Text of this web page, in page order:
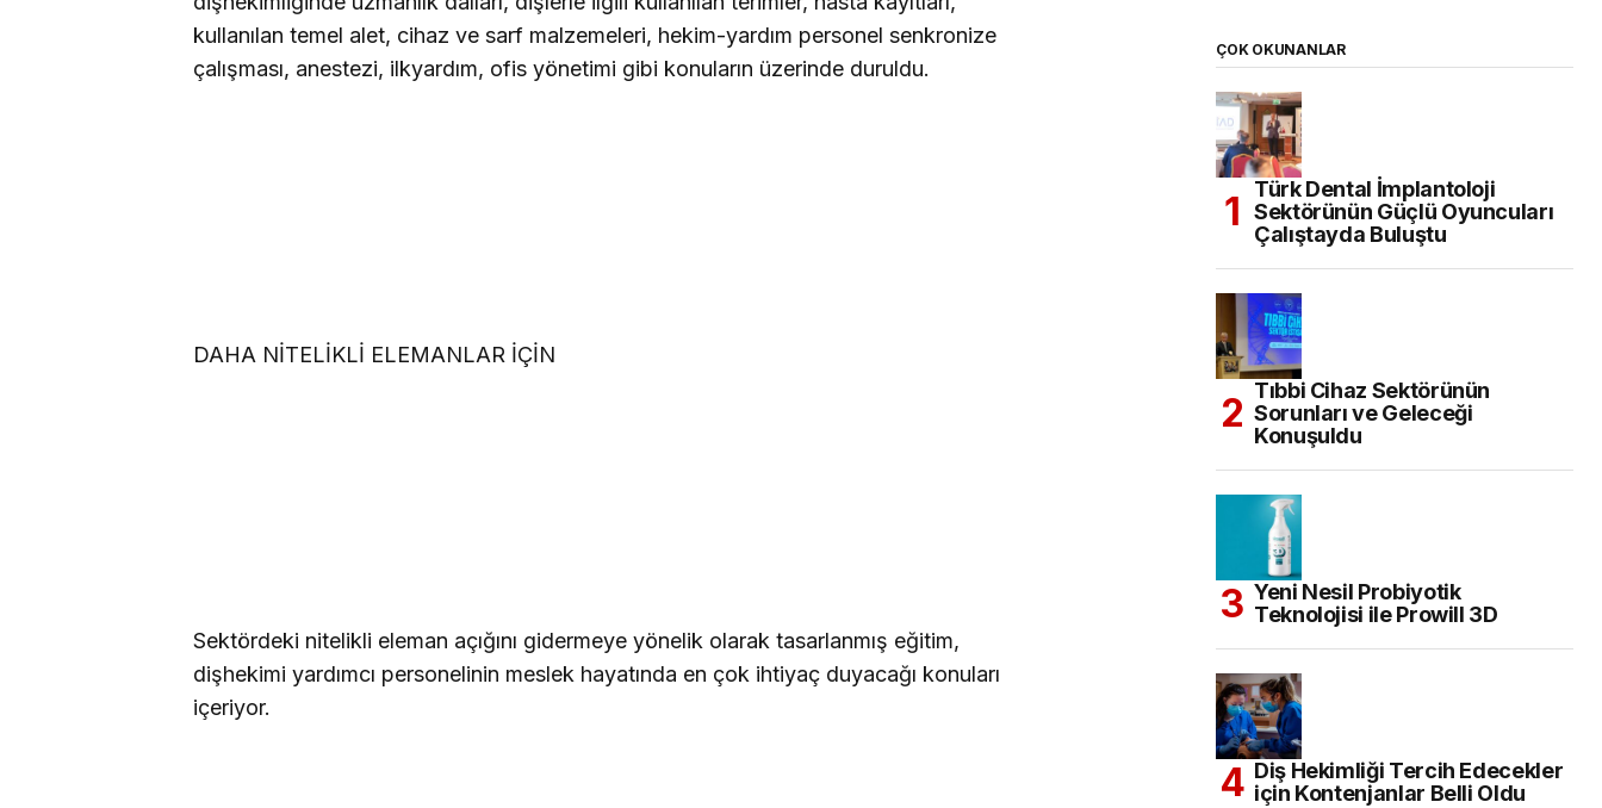
kullanılan temel alet, cihaz ve sarf malzemeleri, hekim-yardım personel senkronize
çalışması, anestezi, ilkyardım, ofis yönetimi gibi konuların üzerinde duruldu.
DAHA NİTELİKLİ ELEMANLAR İÇİN
Sektördeki nitelikli eleman açığını gidermeye yönelik olarak tasarlanmış eğitim,
dişhekimi yardımcı personelinin meslek hayatında en çok ihtiyaç duyacağı konuları
içeriyor.
ÇOK OKUNANLAR
Türk Dental İmplantoloji
Sektörünün Güçlü Oyuncuları
Çalıştayda Buluştu
Tıbbi Cihaz Sektörünün
Sorunları ve Geleceği
Konuşuldu
Yeni Nesil Probiyotik
Teknolojisi ile Prowill 3D
Diş Hekimliği Tercih Edecekler
için Kontenjanlar Belli Oldu